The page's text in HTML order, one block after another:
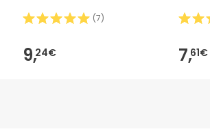
(7)
9,24€ 7,61€